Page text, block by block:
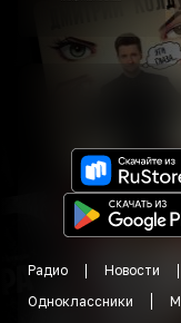
Радио Новости
Одноклассники